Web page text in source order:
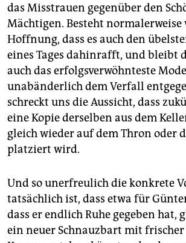
das Misstrauen gegenüber den
Mächtigen. Besteht normalerweise
Hoffnung, dass es auch den
eines Tages dahinrafft, und bleibt
auch das erfolgsverwöhnteste
unabänderlich dem Verfall
schreckt uns die Aussicht, dass
eine Kopie derselben aus dem
gleich wieder auf dem Thron oder
platziert wird.
Und so unerfreulich die konkrete
tatsächlich ist, dass etwa für
dass er endlich Ruhe gegeben hat,
ein neuer Schnauzbart mit frischer